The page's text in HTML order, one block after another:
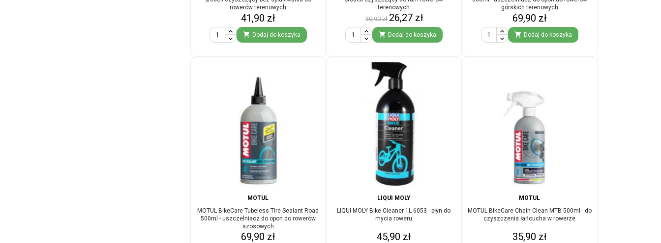
rowerów terenowych
Cena
41,90 zł
 Dodaj do koszyka
terenowych
Cena
podstawowa
30,90 zł Cena
26,27 zł
 Dodaj do koszyka
górskich terenowych
Cena
69,90 zł
 Dodaj do koszyka
MOTUL
MOTUL BikeCare Tubeless Tire Sealant Road
500ml - uszczelniacz do opon do rowerów
szosowych
Cena
69,90 zł
LIQUI MOLY
LIQUI MOLY Bike Cleaner 1L 6053 - płyn do
mycia roweru
Cena
45,90 zł
MOTUL
MOTUL BikeCare Chain Clean MTB 500ml - do
czyszczenia łańcucha w rowerze
Cena
35,90 zł